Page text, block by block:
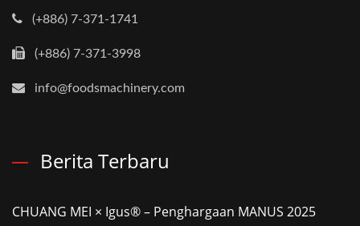
(+886) 7-371-1741
(+886) 7-371-3998
info@foodsmachinery.com
Berita Terbaru
CHUANG MEI × Igus® – Penghargaan MANUS 2025